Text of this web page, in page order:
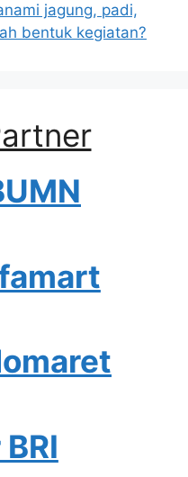
jagung, padi,
bentuk kegiatan?